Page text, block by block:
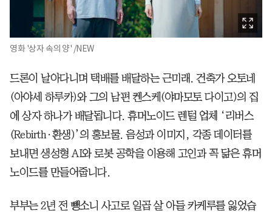
영화 '상자 속의 양' /NEW
드론이 날아다니며 택배를 배달하는 근미래. 건축가 오토네
(아야세 하루카)와 그의 남편 켄스케(야마모토 다이고)의 집
에 상자 하나가 배달됩니다. 휴머노이드 렌털 업체 ‘리버스
(Rebirth·환생)’의 홍보물. 음성과 이미지, 각종 데이터를
보내면 생성형 AI와 로봇 공학을 이용해 고인과 꼭 닮은 휴머
노이드를 만들어줍니다.
부부는 2년 전 뺑소니 사고로 일곱 살 아들 카케루를 잃었습